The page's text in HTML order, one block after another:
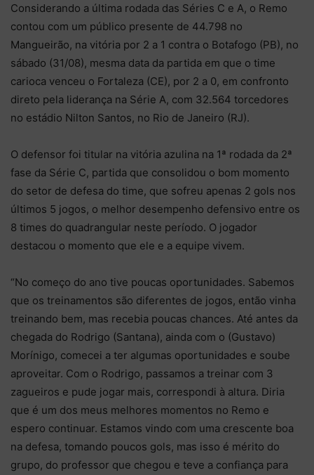
Considerando a última rodada das Séries C e A, o Remo
contou com um público presente de 44.798 no
Mangueirão, na vitória por 2 a 1 contra o Botafogo (PB), no
sábado (31/08), mesma data da partida em que o time
carioca venceu o Fortaleza (CE), por 2 a 0, em confronto
direto pela liderança na Série A, com 32.564 torcedores
no estádio Nilton Santos, no Rio de Janeiro (RJ).
O defensor foi titular na vitória azulina na 1ª rodada da 2ª
fase da Série C, partida que consolidou o bom momento
do setor de defesa do time, que sofreu apenas 2 gols nos
últimos 5 jogos, o melhor desempenho defensivo entre os
8 times do quadrangular neste período. O jogador
destacou o momento que ele e a equipe vivem.
“No começo do ano tive poucas oportunidades. Sabemos
que os treinamentos são diferentes de jogos, então vinha
treinando bem, mas recebia poucas chances. Até antes da
chegada do Rodrigo (Santana), ainda com o (Gustavo)
Morínigo, comecei a ter algumas oportunidades e soube
aproveitar. Com o Rodrigo, passamos a treinar com 3
zagueiros e pude jogar mais, correspondi à altura. Diria
que é um dos meus melhores momentos no Remo e
espero continuar. Estamos vindo com uma crescente boa
na defesa, tomando poucos gols, mas isso é mérito do
grupo, do professor que chegou e teve a confiança para